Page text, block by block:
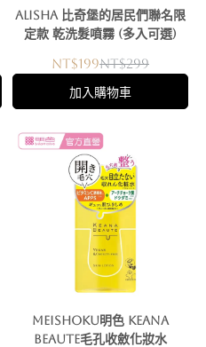
AliSHA 比奇堡的居民們聯名限
定款 乾洗髮噴霧 (多入可選)
NT$199NT$299
加入購物車
Meishoku明色 Keana
Beaute毛孔收斂化妝水